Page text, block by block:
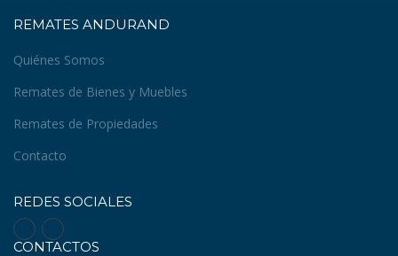
REMATES ANDURAND
Quiénes Somos
Remates de Bienes y Muebles
Remates de Propiedades
Contacto
REDES SOCIALES
CONTACTOS